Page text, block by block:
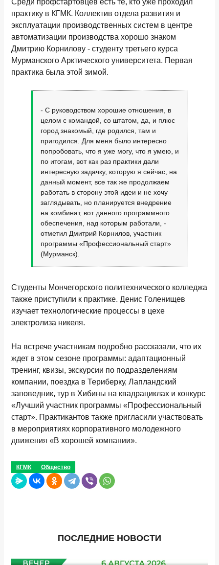
Среди профстартовцев есть те, кто уже проходил
практику в КГМК. Коллектив отдела развития и
эксплуатации производственных систем в центре
автоматизации производства хорошо знаком
Дмитрию Корнилову - студенту третьего курса
Мурманского Арктического университета. Первая
практика была этой зимой.
- С руководством хорошие отношения, в
целом с командой, со штатом, да, и плюс
город знакомый, где родился, там и
пригодился. Для меня было интересно
попробовать, что я уже могу, что я умею, и
по итогам, вот как раз практики дали
интересную задачку, которую я сейчас, на
данный момент, все так же продолжаем
работать в сторону этой идеи и не хочу
заглядывать, но планируется внедрение
на комбинат, вот данного программного
обеспечения, над которым работали, -
отметил Дмитрий Корнилов, участник
программы «Профессиональный старт»
(Мурманск).
Студенты Мончегорского политехнического колледжа
также приступили к практике. Денис Голенищев
изучает технологические процессы в цехе
электролиза никеля.
На встрече участникам подробно рассказали, что их
ждет в этом сезоне программы: адаптационный
тренинг, квизы, экскурсии по подразделениям
компании, поездка в Териберку, Лапландский
заповедник, тур в Хибины на квадрациклах и конкурс
«Лучший участник программы «Профессиональный
старт». Практикантов также пригласили участвовать
в мероприятиях корпоративного молодежного
движения «В хорошей компании».
КГМК Общество
ПОСЛЕДНИЕ НОВОСТИ